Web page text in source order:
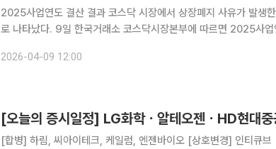
2025사업연도 결산 결과 코스닥 시장에서 상장폐지 사유가 발생
로 나타났다. 9일 한국거래소 코스닥시장본부에 따르면 2025사업연도 12월 결산법인의 사업보고
2026-04-09 12:00
[오늘의 증시일정] LG화학ㆍ알테오젠ㆍHD현대중
[합병] 하림, 씨아이테크, 케일럼, 엔젠바이오 [상호변경] 인티큐브 [주주총회] 티비에이치글로벌,